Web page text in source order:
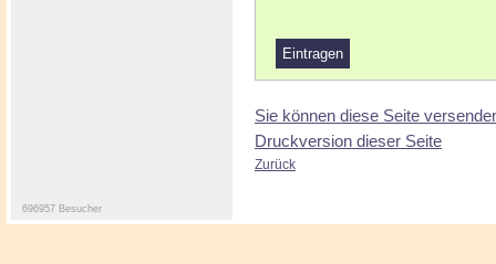
Sie können diese Seite
Druckversion dieser Seite
Zurück
696957 Besucher